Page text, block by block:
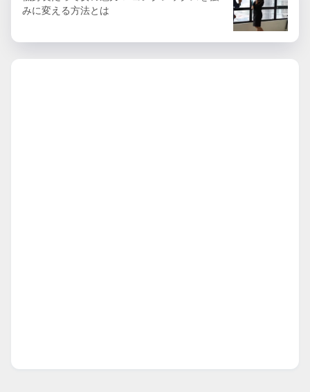
みに変える方法とは